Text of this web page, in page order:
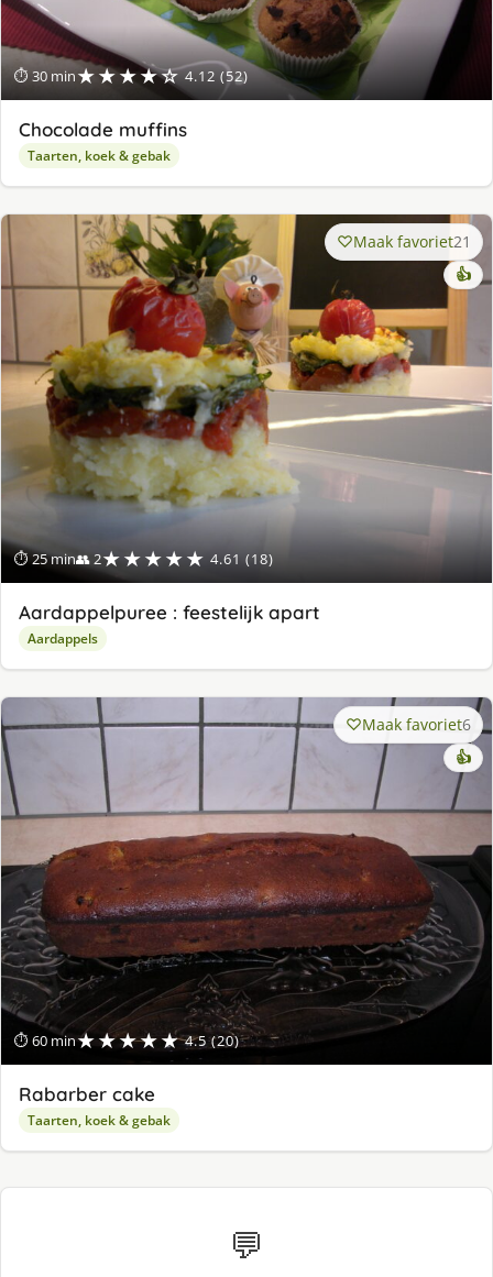
⏱ 30 min★★★★☆ 4.12 (52)
Chocolade muffins
Taarten, koek & gebak
⏱ 25 min👥 2★★★★★ 4.61 (18)
Maak favoriet21
👍
Aardappelpuree : feestelijk apart
Aardappels
⏱ 60 min★★★★★ 4.5 (20)
Maak favoriet6
👍
Rabarber cake
Taarten, koek & gebak
💬